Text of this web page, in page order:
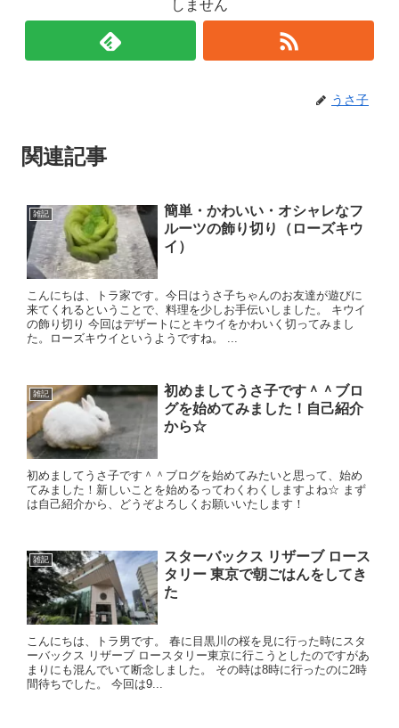
しません
うさ子
関連記事
雑記
簡単・かわいい・オシャレなフ
ルーツの飾り切り（ローズキウ
イ）
こんにちは、トラ家です。今日はうさ子ちゃんのお友達が遊びに
来てくれるということで、料理を少しお手伝いしました。 キウイ
の飾り切り 今回はデザートにとキウイをかわいく切ってみまし
た。ローズキウイというようですね。 ...
雑記
初めましてうさ子です＾＾ブロ
グを始めてみました！自己紹介
から☆
初めましてうさ子です＾＾ブログを始めてみたいと思って、始め
てみました！新しいことを始めるってわくわくしますよね☆ まず
は自己紹介から、どうぞよろしくお願いいたします！
雑記
スターバックス リザーブ ロース
タリー 東京で朝ごはんをしてき
た
こんにちは、トラ男です。 春に目黒川の桜を見に行った時にスタ
ーバックス リザーブ ロースタリー東京に行こうとしたのですがあ
まりにも混んでいて断念しました。 その時は8時に行ったのに2時
間待ちでした。 今回は9...